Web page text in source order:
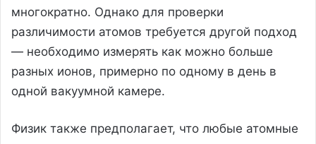
многократно. Однако для проверки
различимости атомов требуется другой подход
— необходимо измерять как можно больше
разных ионов, примерно по одному в день в
одной вакуумной камере.
Физик также предполагает, что любые атомные